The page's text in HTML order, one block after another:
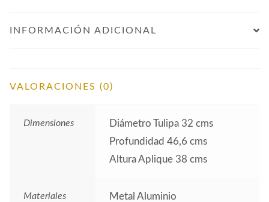
INFORMACIÓN ADICIONAL
VALORACIONES (0)
Dimensiones
Diámetro Tulipa 32 cms
Profundidad 46,6 cms
Altura Aplique 38 cms
Materiales
Metal Aluminio